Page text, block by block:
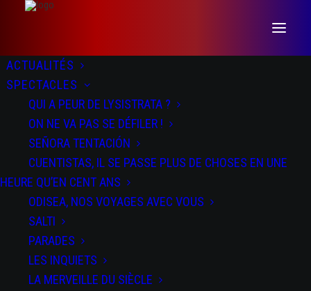
ACTUALITÉS
SPECTACLES
QUI A PEUR DE LYSISTRATA ?
ON NE VA PAS SE DÉFILER !
SEÑORA TENTACIÓN
CUENTISTAS, IL SE PASSE PLUS DE CHOSES EN UNE
HEURE QU’EN CENT ANS
ODISEA, NOS VOYAGES AVEC VOUS
SALTI
PARADES
LES INQUIETS
LA MERVEILLE DU SIÈCLE
CV animé